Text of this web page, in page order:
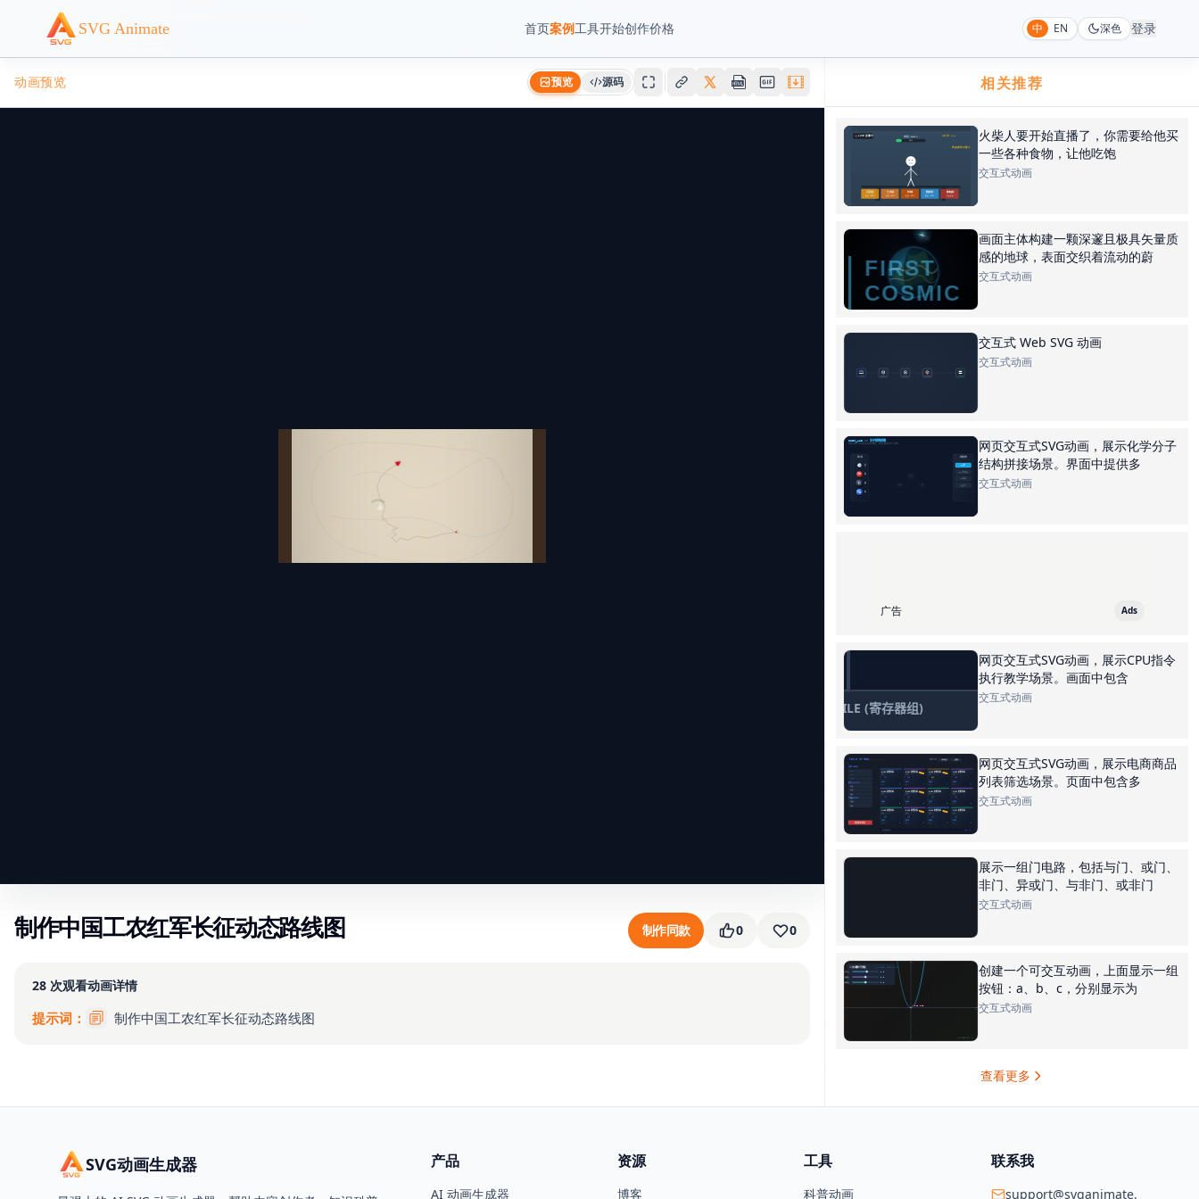
SVG Animate 首页案例工具开始创作价格 中 EN 深色 登录
动画预览 预览 源码
制作中国工农红军长征动态路线图 制作同款 0 0
28 次观看动画详情
提示词： 制作中国工农红军长征动态路线图
相关推荐
火柴人要开始直播了，你需要给他买
一些各种食物，让他吃饱
交互式动画
画面主体构建一颗深邃且极具矢量质
感的地球，表面交织着流动的蔚
交互式动画
交互式 Web SVG 动画
交互式动画
网页交互式SVG动画，展示化学分子
结构拼接场景。界面中提供多
交互式动画
广告 Ads
网页交互式SVG动画，展示CPU指令
执行教学场景。画面中包含
交互式动画
网页交互式SVG动画，展示电商商品
列表筛选场景。页面中包含多
交互式动画
展示一组门电路，包括与门、或门、
非门、异或门、与非门、或非门
交互式动画
创建一个可交互动画，上面显示一组
按钮：a、b、c，分别显示为
交互式动画
查看更多
SVG动画生成器 产品
AI 动画生成器
资源
博客
工具
科普动画
联系我
support@svganimate.